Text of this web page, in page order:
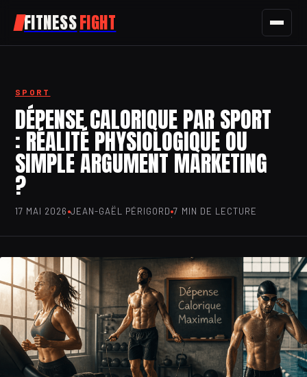
FITNESSFIGHT
SPORT
NUTRITION
SANTÉ
BIEN-ÊTRE
SPORT
DÉPENSE CALORIQUE PAR SPORT
: RÉALITÉ PHYSIOLOGIQUE OU
SIMPLE ARGUMENT MARKETING
?
17 MAI 2026·JEAN-GAËL PÉRIGORD·7 MIN DE LECTURE